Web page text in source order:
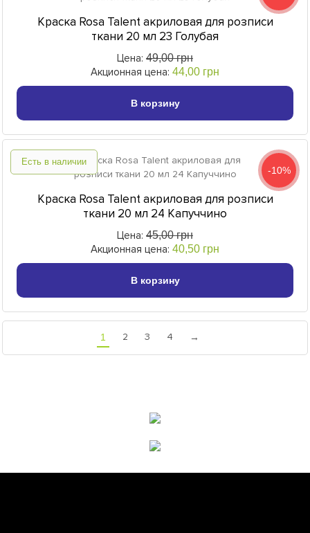
Краска Rosa Talent акриловая для розписи
ткани 20 мл 23 Голубая
Цена: 49,00 грн
Акционная цена: 44,00 грн
В корзину
Есть в наличии
-10%
Краска Rosa Talent акриловая для розписи
ткани 20 мл 24 Капуччино
Цена: 45,00 грн
Акционная цена: 40,50 грн
В корзину
1 2 3 4 →